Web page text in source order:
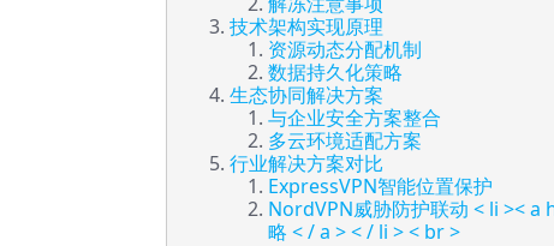
技术架构实现原理
资源动态分配机制
数据持久化策略
生态协同解决方案
与企业安全方案整合
多云环境适配方案
行业解决方案对比
ExpressVPN智能位置保护
NordVPN威胁防护联动 < li >< a
略 < / a > < / li >< br >